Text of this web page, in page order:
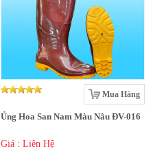
Mua Hàng
Ủng Hoa San Nam Màu Nâu ĐV-016
Giá : Liên Hệ